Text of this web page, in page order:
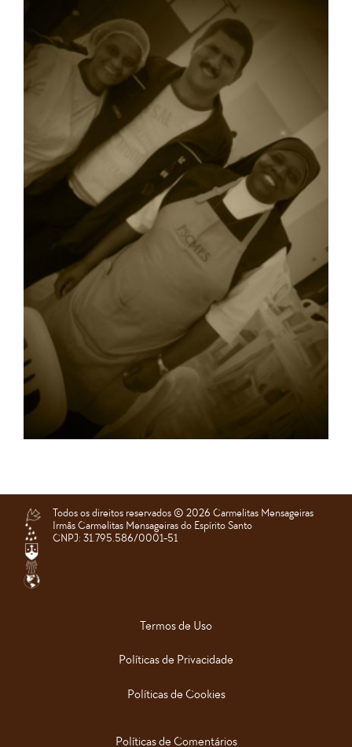
Todos os direitos reservados ©️ 2026 Carmelitas Mensageiras
Irmãs Carmelitas Mensageiras do Espírito Santo
CNPJ: 31.795.586/0001-51
Termos de Uso
Políticas de Privacidade
Políticas de Cookies
Políticas de Comentários